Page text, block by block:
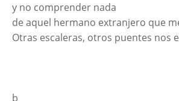
y no comprender nada
de aquel hermano extranjero que
Otras escaleras, otros puentes nos
b